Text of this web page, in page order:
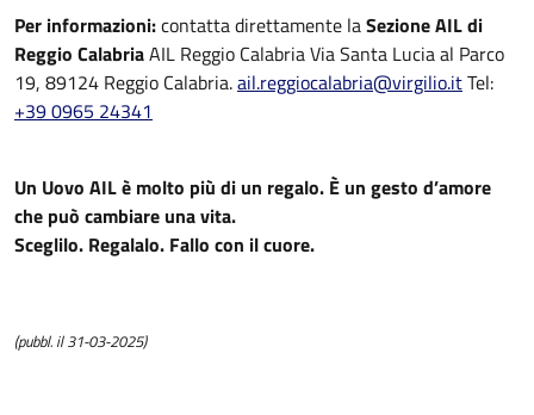
Per informazioni:contatta direttamente laSezione AIL di
Reggio CalabriaAIL Reggio Calabria Via Santa Lucia al Parco
19, 89124 Reggio Calabria.ail.reggiocalabria@virgilio.itTel:
+39 0965 24341
Un Uovo AIL è molto più di un regalo. È un gesto d’amore
che può cambiare una vita.
Sceglilo. Regalalo. Fallo con il cuore.
(pubbl. il 31-03-2025)